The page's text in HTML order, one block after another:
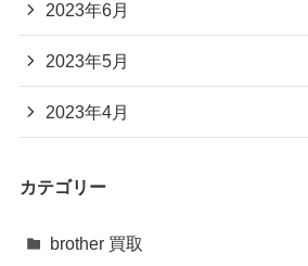
2023年6月
2023年5月
2023年4月
カテゴリー
brother 買取